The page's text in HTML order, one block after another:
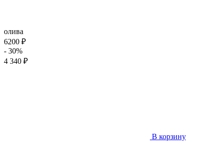
олива
6200 ₽
- 30%
4 340 ₽
В корзину